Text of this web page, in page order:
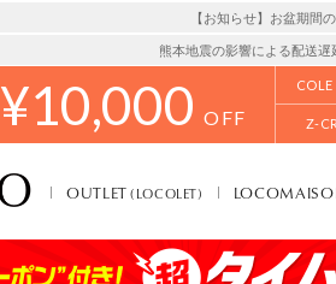
【お知らせ】お盆期間
熊本地震の影響による配送遅
¥10,000 OFF Z-
OUTLET(LOCOLET)